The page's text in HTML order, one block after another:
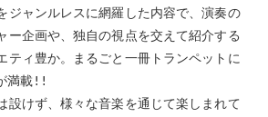
ジャンルレスに網羅した内容で、演奏の
ー企画や、独自の視点を交えて紹介する
ティ豊か。まるごと一冊トランペットに
満載!!
設けず、様々な音楽を通じて楽しまれて